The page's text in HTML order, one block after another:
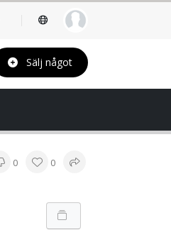
Sälj något
0 0